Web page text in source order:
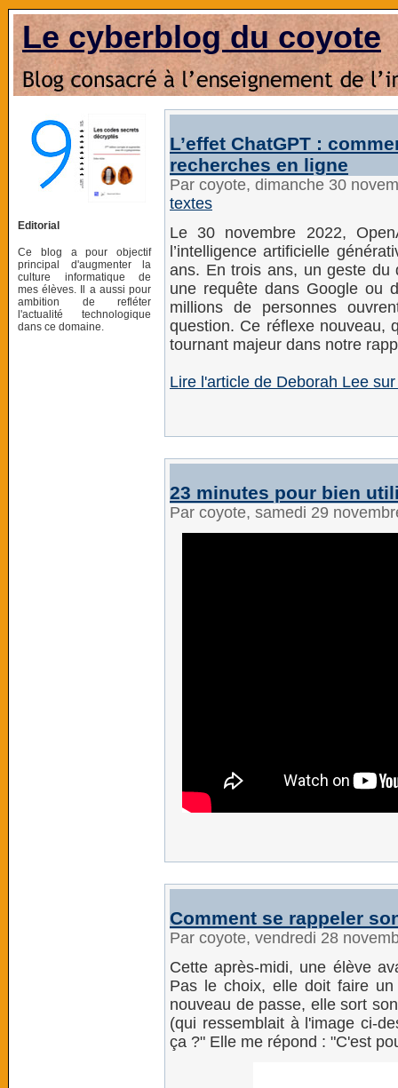
Le cyberblog du coyote
Editorial
Ce blog a pour objectif
principal d'augmenter la
culture informatique de
mes élèves. Il a aussi pour
ambition de refléter
l'actualité technologique
dans ce domaine.
L’effet ChatGPT :
recherches en ligne
Par coyote, dimanche 30
textes
Le 30 novembre 2022,
l’intelligence artificielle
ans. En trois ans, un geste du
une requête dans Google ou
millions de personnes
question. Ce réflexe nouveau,
tournant majeur dans notre
Lire l'article de Deborah Lee
23 minutes pour bien
Par coyote, samedi 29
Comment se rappeler
Par coyote, vendredi 28
Cette après-midi, une élève
Pas le choix, elle doit faire
nouveau de passe, elle sort
(qui ressemblait à l'image ci-
ça ?" Elle me répond : "C'est